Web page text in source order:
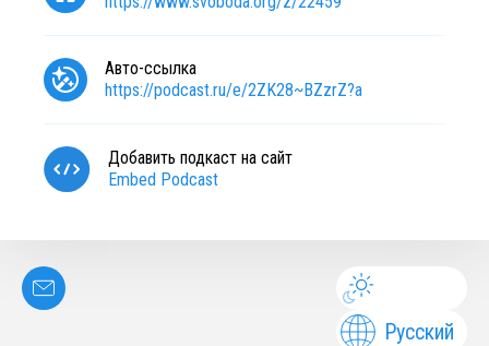
Авто-ссылка
https://podcast.ru/e/2ZK28~BZzrZ?a
Добавить подкаст на сайт
Embed Podcast
Русский